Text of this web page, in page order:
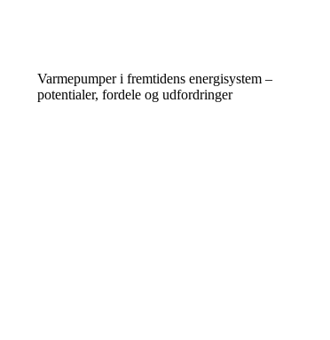
Varmepumper i fremtidens energisystem –
potentialer, fordele og udfordringer